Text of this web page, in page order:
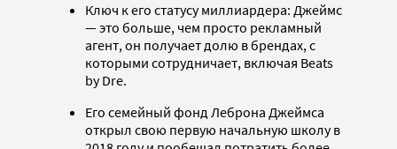
Ключ к его статусу миллиардера: Джеймс
— это больше, чем просто рекламный
агент, он получает долю в брендах, с
которыми сотрудничает, включая Beats
by Dre.
Его семейный фонд Леброна Джеймса
открыл свою первую начальную школу в